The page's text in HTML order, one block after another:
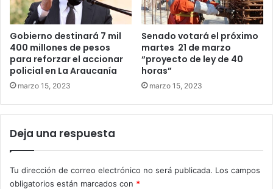
Gobierno destinará 7 mil
400 millones de pesos
para reforzar el accionar
policial en La Araucanía
marzo 15, 2023
Senado votará el próximo
martes 21 de marzo
“proyecto de ley de 40
horas”
marzo 15, 2023
Deja una respuesta
Tu dirección de correo electrónico no será publicada. Los campos
obligatorios están marcados con *